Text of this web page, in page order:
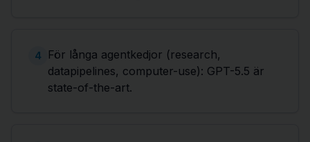
4
För långa agentkedjor (research,
datapipelines, computer-use): GPT-5.5 är
state-of-the-art.